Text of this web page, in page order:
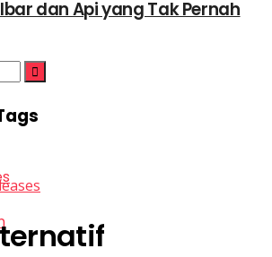
dan Api yang Tak Pernah